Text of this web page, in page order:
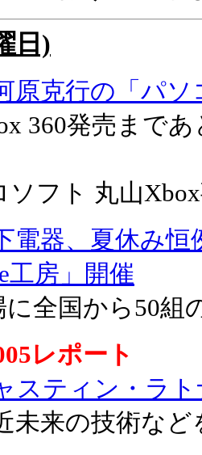
日)
原克行の「パ
360発売まで
ソフト 丸山
電器、夏休み恒
工房」開催
に全国から50組
レポート
スティン・ラ
未来の技術など